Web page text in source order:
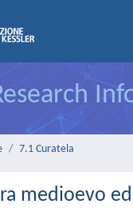
7.1 Curatela
medioevo